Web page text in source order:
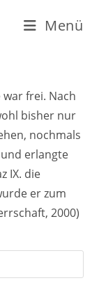
Menü
frei. Nach
bisher nur
nochmals
erlangte
IX. die
er zum
2000)